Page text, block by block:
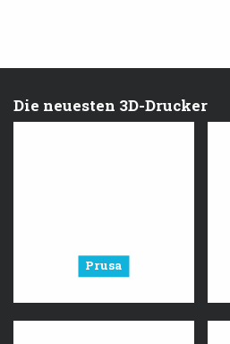
Die neuesten 3D-Drucker
Prusa